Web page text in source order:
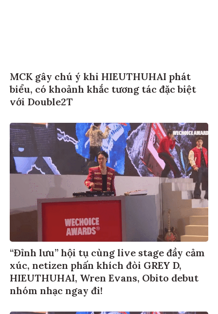
MCK gây chú ý khi HIEUTHUHAI phát
biểu, có khoảnh khắc tương tác đặc biệt
với Double2T
“Đỉnh lưu” hội tụ cùng live stage đầy cảm
xúc, netizen phấn khích đòi GREY D,
HIEUTHUHAI, Wren Evans, Obito debut
nhóm nhạc ngay đi!